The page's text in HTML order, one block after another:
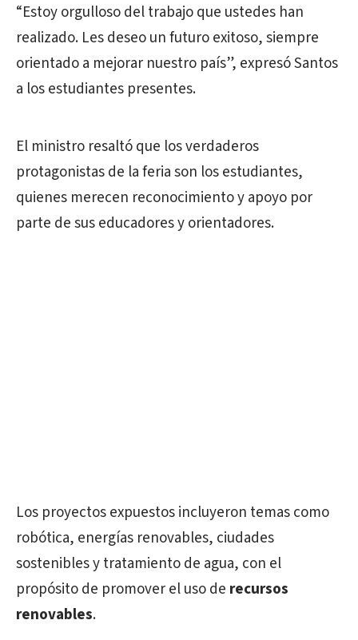
“Estoy orgulloso del trabajo que ustedes han
realizado. Les deseo un futuro exitoso, siempre
orientado a mejorar nuestro país”, expresó Santos
a los estudiantes presentes.
El ministro resaltó que los verdaderos
protagonistas de la feria son los estudiantes,
quienes merecen reconocimiento y apoyo por
parte de sus educadores y orientadores.
Los proyectos expuestos incluyeron temas como
robótica, energías renovables, ciudades
sostenibles y tratamiento de agua, con el
propósito de promover el uso de recursos
renovables.